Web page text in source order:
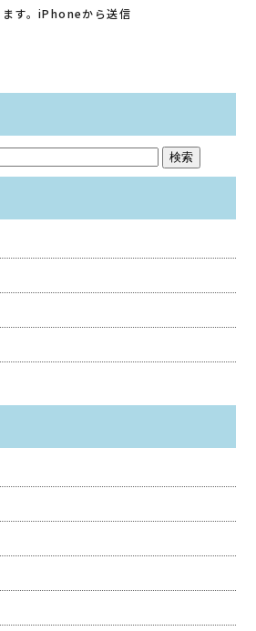
す。iPhoneから送信